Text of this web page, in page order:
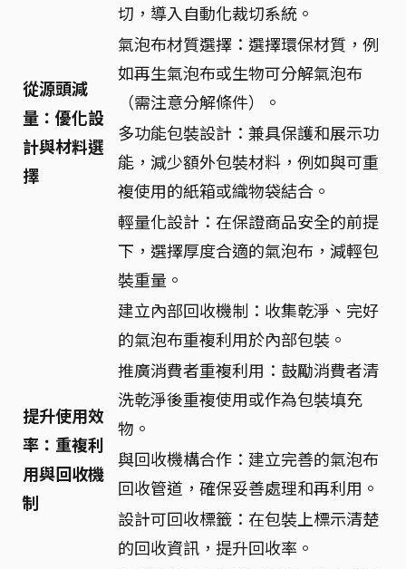
從源頭減
量：優化設
計與材料選
擇
切，導入自動化裁切系統。
氣泡布材質選擇：選擇環保材質，例
如再生氣泡布或生物可分解氣泡布
（需注意分解條件）。
多功能包裝設計：兼具保護和展示功
能，減少額外包裝材料，例如與可重
複使用的紙箱或織物袋結合。
輕量化設計：在保證商品安全的前提
下，選擇厚度合適的氣泡布，減輕包
裝重量。
提升使用效
率：重複利
用與回收機
制
建立內部回收機制：收集乾淨、完好
的氣泡布重複利用於內部包裝。
推廣消費者重複利用：鼓勵消費者清
洗乾淨後重複使用或作為包裝填充
物。
與回收機構合作：建立完善的氣泡布
回收管道，確保妥善處理和再利用。
設計可回收標籤：在包裝上標示清楚
的回收資訊，提升回收率。